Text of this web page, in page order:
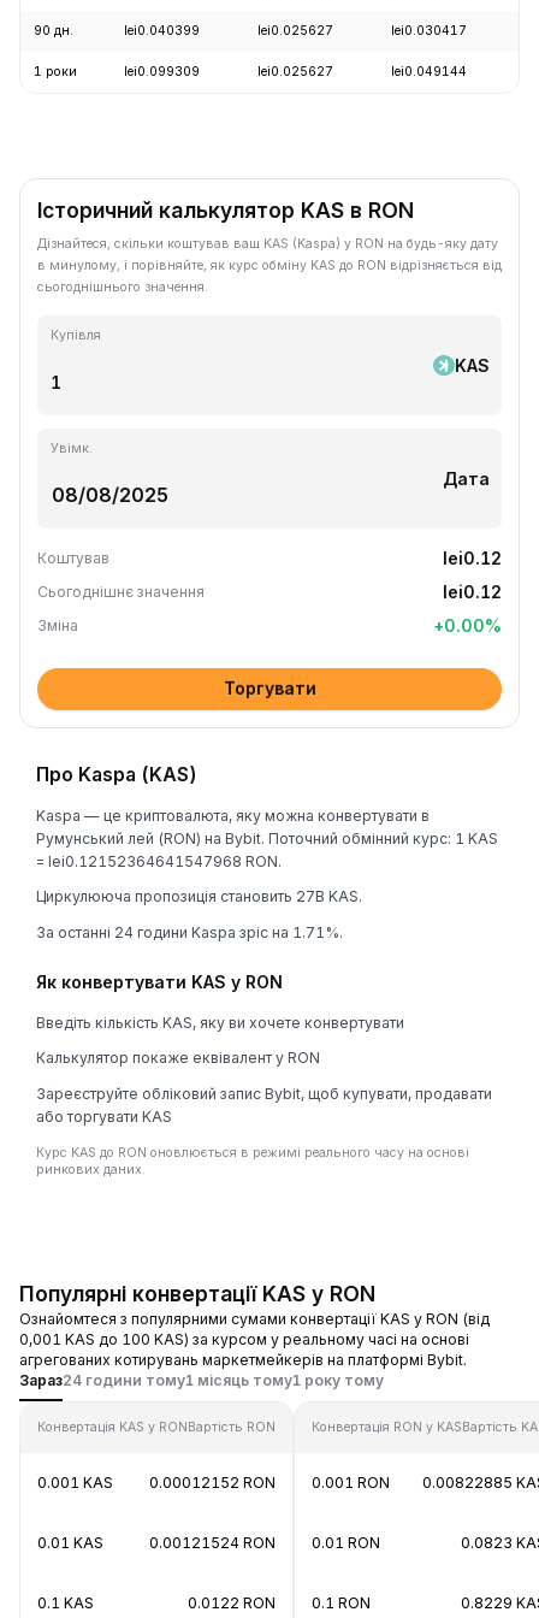
90 дн. lei0.040399 lei0.025627 lei0.030417
1 роки lei0.099309 lei0.025627 lei0.049144
Історичний калькулятор KAS в RON
Дізнайтеся, скільки коштував ваш KAS (Kaspa) у RON на будь-яку дату
в минулому, і порівняйте, як курс обміну KAS до RON відрізняється від
сьогоднішнього значення.
Купівля
KAS
Увімк.
Дата
Коштував lei0.12
Сьогоднішнє значення lei0.12
Зміна +0.00%
Торгувати
Про Kaspa (KAS)
Kaspa — це криптовалюта, яку можна конвертувати в
Румунський лей (RON) на Bybit. Поточний обмінний курс: 1 KAS
= lei0.12152364641547968 RON.
Циркулююча пропозиція становить 27B KAS.
За останні 24 години Kaspa зріс на 1.71%.
Як конвертувати KAS у RON
Введіть кількість KAS, яку ви хочете конвертувати
Калькулятор покаже еквівалент у RON
Зареєструйте обліковий запис Bybit, щоб купувати, продавати
або торгувати KAS
Курс KAS до RON оновлюється в режимі реального часу на основі
ринкових даних.
Популярні конвертації KAS у RON
Ознайомтеся з популярними сумами конвертації KAS у RON (від
0,001 KAS до 100 KAS) за курсом у реальному часі на основі
агрегованих котирувань маркетмейкерів на платформі Bybit.
Зараз24 години тому1 місяць тому1 року тому
Конвертація KAS у RONВартість RON
0.001 KAS 0.00012152 RON
0.01 KAS 0.00121524 RON
0.1 KAS 0.0122 RON
Конвертація RON у KASВартість
0.001 RON 0.00822885
0.01 RON 0.0823
0.1 RON 0.8229